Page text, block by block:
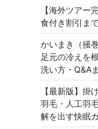
【海外ツアー
食付き割引ま
かいまき（掻
足元の冷えを
洗い方・Q&A
【最新版】掛
羽毛・人工羽
解を出す快眠